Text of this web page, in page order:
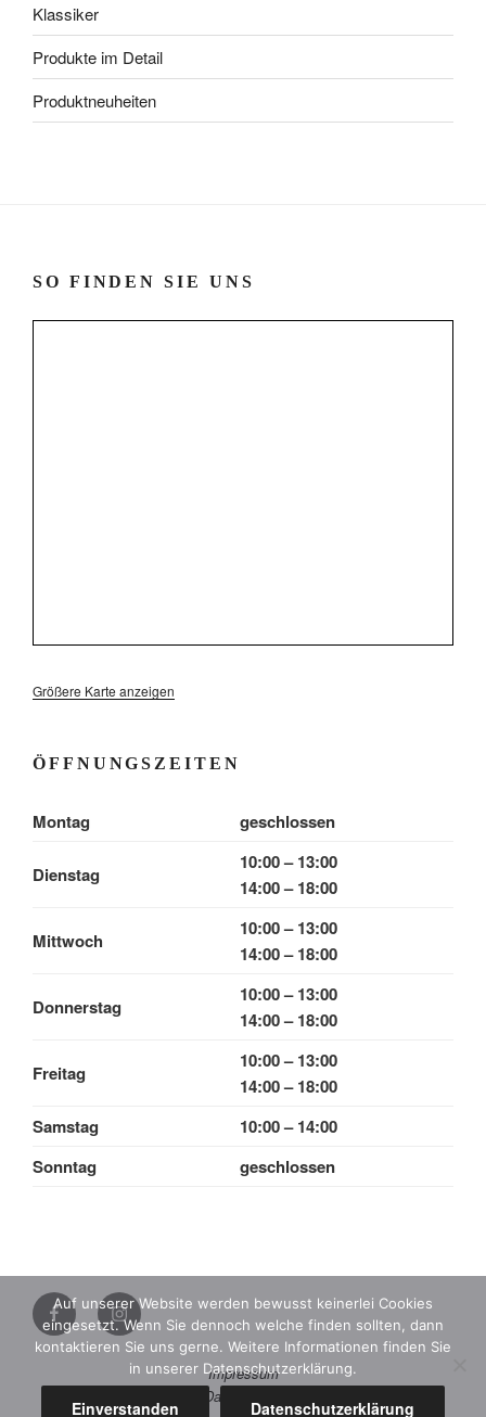
Klassiker
Produkte im Detail
Produktneuheiten
SO FINDEN SIE UNS
Größere Karte anzeigen
ÖFFNUNGSZEITEN
Montag geschlossen
Dienstag
10:00 – 13:00
14:00 – 18:00
Mittwoch
10:00 – 13:00
14:00 – 18:00
Donnerstag
10:00 – 13:00
14:00 – 18:00
Freitag
10:00 – 13:00
14:00 – 18:00
Samstag
10:00 – 14:00
Sonntag
geschlossen
Facebook
Instagram
Impressum
Datenschutz
Auf unserer Website werden bewusst keinerlei Cookies
eingesetzt. Wenn Sie dennoch welche finden sollten, dann
kontaktieren Sie uns gerne. Weitere Informationen finden Sie
in unserer Datenschutzerklärung.
Einverstanden Datenschutzerklärung